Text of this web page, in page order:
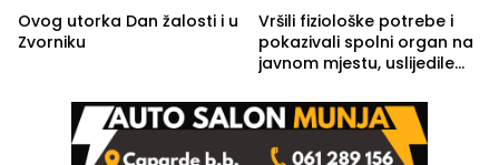
Ovog utorka Dan žalosti i u
Zvorniku
Vršili fiziološke potrebe i
pokazivali spolni organ na
javnom mjestu, uslijedile